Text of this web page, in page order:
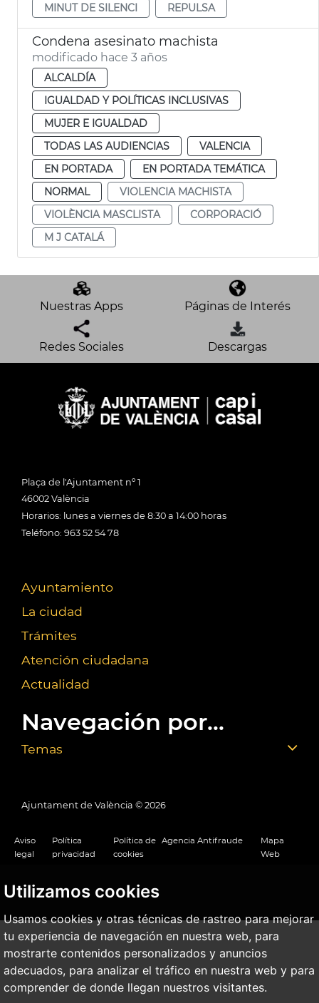
Utilizamos cookies
Usamos cookies y otras técnicas de rastreo para mejorar
tu experiencia de navegación en nuestra web, para
mostrarte contenidos personalizados y anuncios
adecuados, para analizar el tráfico en nuestra web y para
comprender de donde llegan nuestros visitantes.
MINUT DE SILENCI
REPULSA
Condena asesinato machista
modificado hace 3 años
ALCALDÍA
IGUALDAD Y POLÍTICAS INCLUSIVAS
MUJER E IGUALDAD
TODAS LAS AUDIENCIAS
VALENCIA
EN PORTADA
EN PORTADA TEMÁTICA
NORMAL
VIOLENCIA MACHISTA
VIOLÈNCIA MASCLISTA
CORPORACIÓ
M J CATALÁ
Nuestras Apps Páginas de Interés
Redes Sociales Descargas
Plaça de l'Ajuntament nº 1
46002 València
Horarios: lunes a viernes de 8:30 a 14:00 horas
Teléfono: 963 52 54 78
Ayuntamiento
La ciudad
Trámites
Atención ciudadana
Actualidad
Navegación por...
Temas
Ajuntament de València © 2026
Aviso
legal
Política
privacidad
Política de
cookies
Agencia Antifraude
Mapa
Web